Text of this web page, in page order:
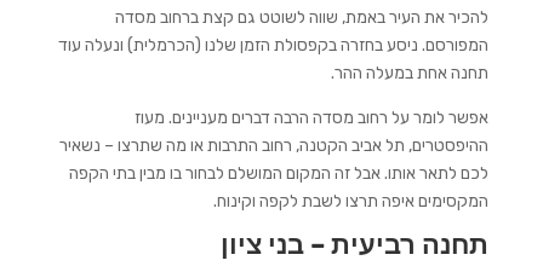
להכיר את העיר באמת, שווה לשוטט גם קצת ברחוב מסדה
המפורסם. ניסע בחזרה בקפסולת הזמן שלנו (הכרמלית) ונעלה עוד
תחנה אחת במעלה ההר.
אפשר לומר על רחוב מסדה הרבה דברים מעניינים. מעוז
ההיפסטרים, תל אביב הקטנה, רחוב התרבות או מה שתרצו – נשאיר
לכם לתאר אותו. אבל זה המקום המושלם לבחור בו מבין בתי הקפה
המקסימים איפה תרצו לשבת לקפה וקינוח.
תחנה רביעית – בני ציון